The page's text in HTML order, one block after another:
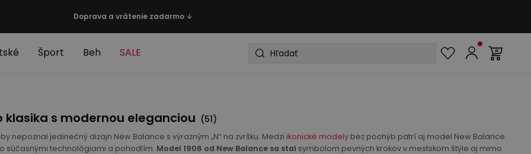
Doprava a vrátenie zadarmo ↓
Šport Beh SALE
klasika s modernou eleganciou (51)
jedinečný dizajn New Balance s výrazným „N“ na zvršku. Medzi ikonické modely bez pochýb patrí aj model New Balance
súčasnými technológiami a pohodlím. Model 1906 od New Balance sa stal symbolom pevných krokov v mestskom štýle aj mimo